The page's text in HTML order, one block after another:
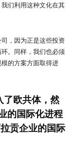
们利用这种文化在其
，因为正是这些投资
。同样，我们也必须
的方案方面取得进
欧共体，然
的国际化进程
贡企业的国际